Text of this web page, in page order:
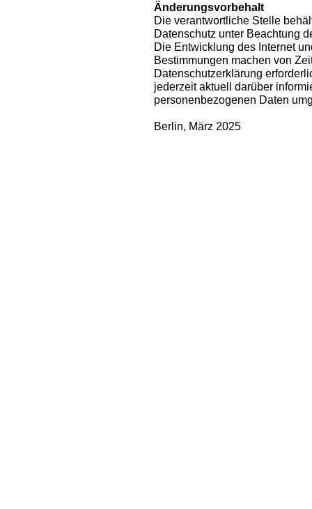
Änderungsvorbehalt
Die verantwortliche Stelle
Datenschutz unter Beachtung
Die Entwicklung des Internet
Bestimmungen machen von
Datenschutzerklärung
jederzeit aktuell darüber
personenbezogenen Daten
Berlin, März 2025